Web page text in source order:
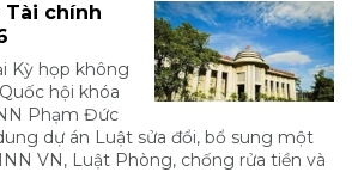
Tài chính
Kỳ họp không
hội khóa
Phạm Đức
dự án Luật sửa đổi, bổ sung một
VN, Luật Phòng, chống rửa tiền và